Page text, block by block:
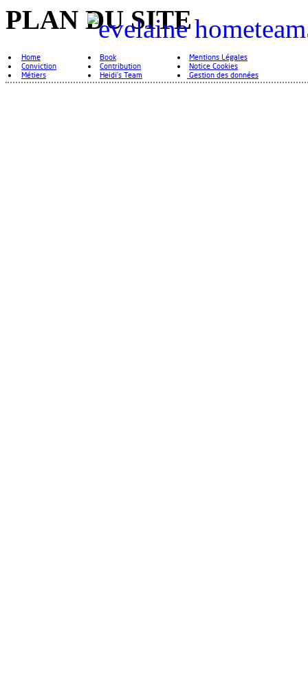
PLAN DU SITE
Home
Conviction
Métiers
Book
Contribution
Heidi's Team
Mentions Légales
Notice Cookies
Gestion des données